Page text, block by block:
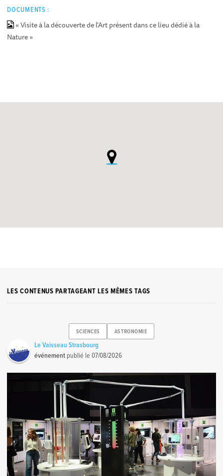
DOCUMENTS :
« Visite à la découverte de l'Art présent dans ce lieu dédié à la
Nature »
LES CONTENUS PARTAGEANT LES MÊMES TAGS
SCIENCES ASTRONOMIE
Le Vaisseau Strasbourg
événement publié le07/08/2026